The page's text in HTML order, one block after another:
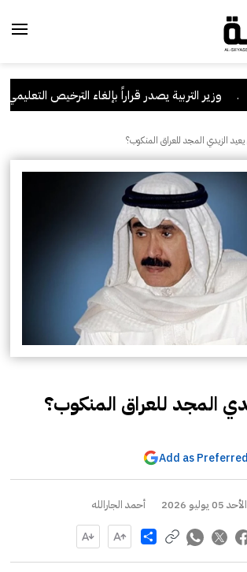
وزير التربية يصدر قراراً بإلغاء الترخيص التعليمي
الزيدي المجد للعراق المنكوب؟
المجد للعراق المنكوب؟
Add as
الأحد 05 يوليو 2026 أحمد الجارالله
Share